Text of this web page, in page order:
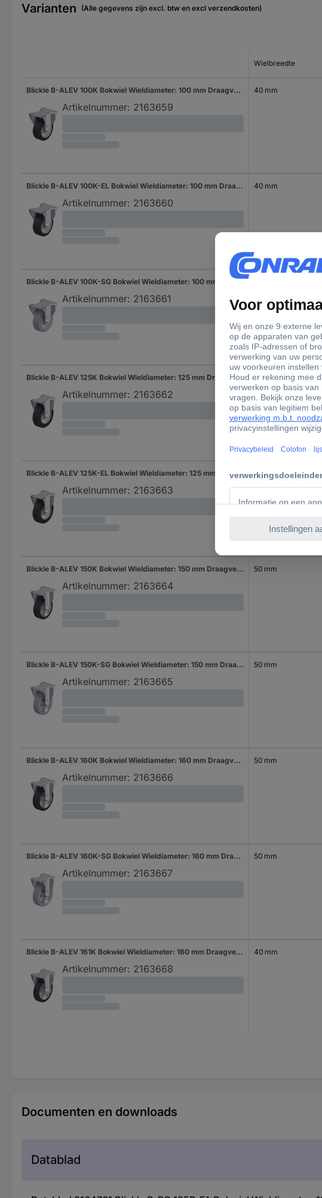
Varianten (Alle gegevens zijn excl. btw en excl verzendkosten)
Wielbreedte
Blickle B-ALEV 100K Bokwiel Wieldiameter: 100 mm Draagvermogen (max.): 200 kg 1 stuk(s)
Artikelnummer: 2163659
40 mm
Blickle B-ALEV 100K-EL Bokwiel Wieldiameter: 100 mm Draagvermogen (max.): 200 kg 1 stuk(s)
Artikelnummer: 2163660
40 mm
Blickle B-ALEV 100K-SG Bokwiel Wieldiameter: 100 mm Draagvermogen (max.): 200 kg 1 stuk(s)
Artikelnummer: 2163661
Blickle B-ALEV 125K Bokwiel Wieldiameter: 125 mm Draagvermogen (max.): 250 kg 1 stuk(s)
Artikelnummer: 2163662
40 mm
Blickle B-ALEV 125K-EL Bokwiel Wieldiameter: 125 mm Draagvermogen (max.): 250 kg 1 stuk(s)
Artikelnummer: 2163663
40 mm
Blickle B-ALEV 150K Bokwiel Wieldiameter: 150 mm Draagvermogen (max.): 400 kg 1 stuk(s)
Artikelnummer: 2163664
50 mm
Blickle B-ALEV 150K-SG Bokwiel Wieldiameter: 150 mm Draagvermogen (max.): 400 kg 1 stuk(s)
Artikelnummer: 2163665
50 mm
Blickle B-ALEV 160K Bokwiel Wieldiameter: 160 mm Draagvermogen (max.): 400 kg 1 stuk(s)
Artikelnummer: 2163666
50 mm
Blickle B-ALEV 160K-SG Bokwiel Wieldiameter: 160 mm Draagvermogen (max.): 400 kg 1 stuk(s)
Artikelnummer: 2163667
50 mm
Blickle B-ALEV 161K Bokwiel Wieldiameter: 160 mm Draagvermogen (max.): 300 kg 1 stuk(s)
Artikelnummer: 2163668
40 mm
Documenten en downloads
Datablad